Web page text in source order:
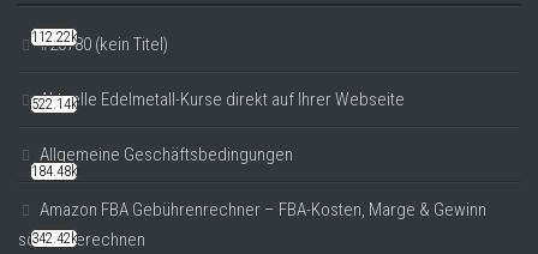
#20780 (kein Titel)
Aktuelle Edelmetall-Kurse direkt auf Ihrer Webseite
Allgemeine Geschäftsbedingungen
Amazon FBA Gebührenrechner – FBA-Kosten, Marge & Gewinn
sofort berechnen
112.22k
522.14k
184.48k
342.42k